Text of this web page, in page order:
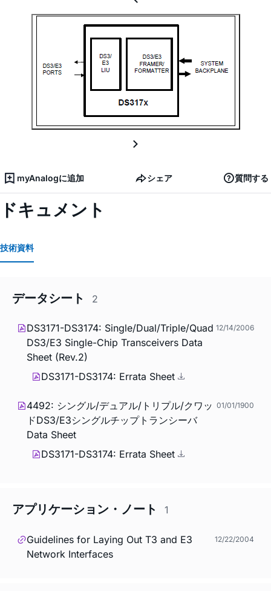
myAnalogに追加 シェア 質問する
ドキュメント
技術資料
データシート 2
DS3171-DS3174: Single/Dual/Triple/Quad
DS3/E3 Single-Chip Transceivers Data
Sheet (Rev.2)
12/14/2006
DS3171-DS3174: Errata Sheet
4492: シングル/デュアル/トリプル/クワッ
ドDS3/E3シングルチップトランシーバ
Data Sheet
01/01/1900
DS3171-DS3174: Errata Sheet
アプリケーション・ノート 1
Guidelines for Laying Out T3 and E3
Network Interfaces
12/22/2004